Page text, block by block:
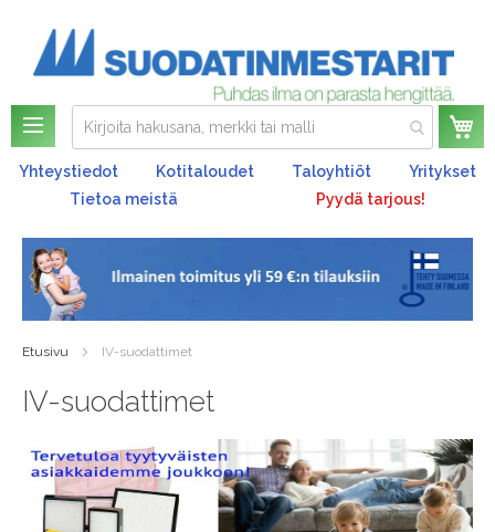
Yhteystiedot Kotitaloudet Taloyhtiöt
Yritykset
Tietoa meistä
Pyydä tarjous!
Etusivu IV-suodattimet
IV-suodattimet